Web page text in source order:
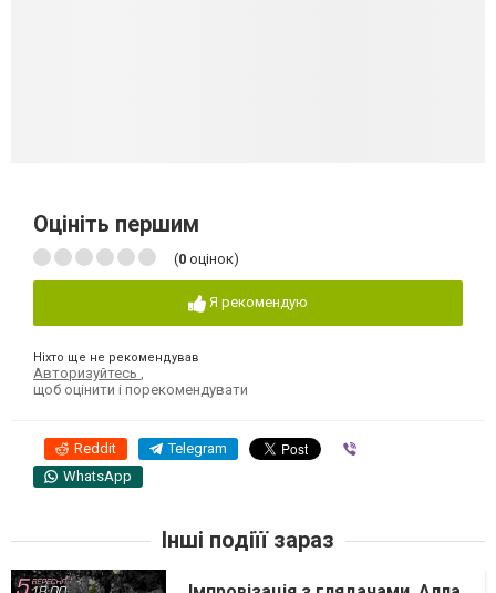
Оцініть першим
(0 оцінок)
Я рекомендую
Ніхто ще не рекомендував
Авторизуйтесь
щоб оцінити і порекомендувати
Reddit Telegram
WhatsApp
Інші подіїї зараз